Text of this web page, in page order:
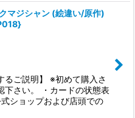
マジシャン (絵違い/原作)
るご説明】 ※初めて購入さ
下さい。 ・カードの状態表
ショップおよび店頭での